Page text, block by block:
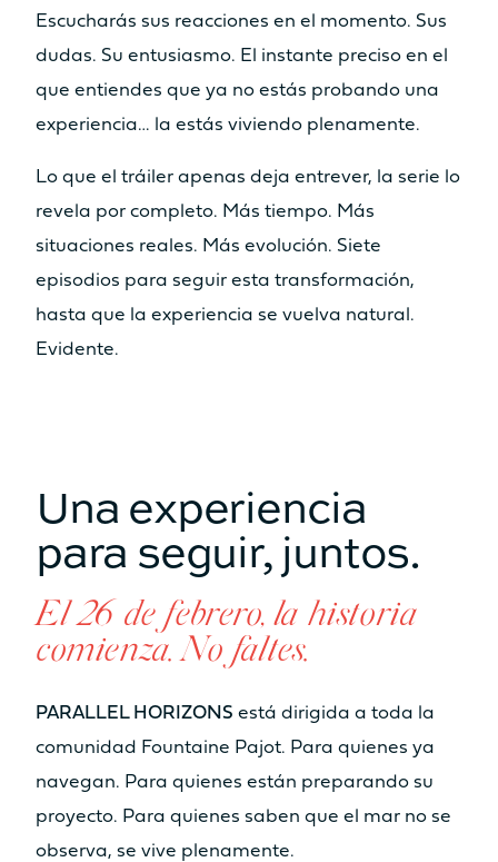
Escucharás sus reacciones en el momento. Sus
dudas. Su entusiasmo. El instante preciso en el
que entiendes que ya no estás probando una
experiencia… la estás viviendo plenamente.
Lo que el tráiler apenas deja entrever, la serie lo
revela por completo. Más tiempo. Más
situaciones reales. Más evolución. Siete
episodios para seguir esta transformación,
hasta que la experiencia se vuelva natural.
Evidente.
Una experiencia
para seguir, juntos.
El 26 de febrero, la historia
comienza. No faltes.
PARALLEL HORIZONS está dirigida a toda la
comunidad Fountaine Pajot. Para quienes ya
navegan. Para quienes están preparando su
proyecto. Para quienes saben que el mar no se
observa, se vive plenamente.